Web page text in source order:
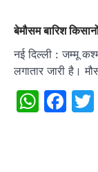
बेमौसम बारिश
नई दिल्ली : जम्मू
लगातार जारी है।